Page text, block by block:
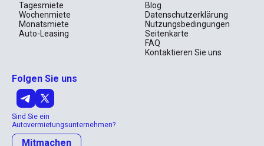
Tagesmiete
Wochenmiete
Monatsmiete
Auto-Leasing
Blog
Datenschutzerklärung
Nutzungsbedingungen
Seitenkarte
FAQ
Kontaktieren Sie uns
Folgen Sie uns
Sind Sie ein
Autovermietungsunternehmen?
Mitmachen